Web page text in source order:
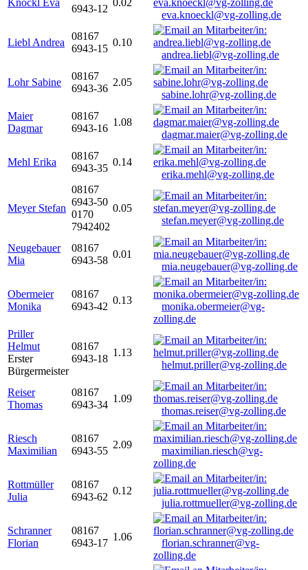
Knöckl Eva
6943-12
0.02
eva.knoeckl@vg-zolling.de
Liebl Andrea
08167
6943-15
0.10
andrea.liebl@vg-zolling.de
Lohr Sabine
08167
6943-36
2.05
sabine.lohr@vg-zolling.de
Maier
Dagmar
08167
6943-16
1.08
dagmar.maier@vg-zolling.de
Mehl Erika
08167
6943-35
0.14
erika.mehl@vg-zolling.de
Meyer Stefan
08167
6943-50
0170
7942402
0.05
stefan.meyer@vg-zolling.de
Neugebauer
Mia
08167
6943-58
0.01
mia.neugebauer@vg-zolling.de
Obermeier
Monika
08167
6943-42
0.13
monika.obermeier@vg-
zolling.de
Priller
Helmut
Erster
Bürgermeister
08167
6943-18
1.13
helmut.priller@vg-zolling.de
Reiser
Thomas
08167
6943-34
1.09
thomas.reiser@vg-zolling.de
Riesch
Maximilian
08167
6943-55
2.09
maximilian.riesch@vg-
zolling.de
Rottmüller
Julia
08167
6943-62
0.12
julia.rottmueller@vg-zolling.de
Schranner
Florian
08167
6943-17
1.06
florian.schranner@vg-
zolling.de